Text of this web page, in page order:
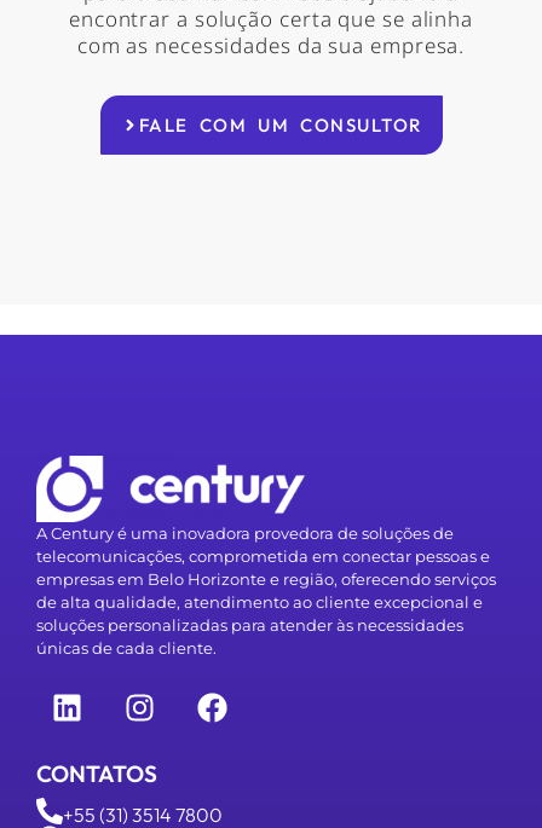
encontrar a solução certa que se alinha
com as necessidades da sua empresa.
FALE COM UM CONSULTOR
A Century é uma inovadora provedora de soluções de
telecomunicações, comprometida em conectar pessoas e
empresas em Belo Horizonte e região, oferecendo serviços
de alta qualidade, atendimento ao cliente excepcional e
soluções personalizadas para atender às necessidades
únicas de cada cliente.
CONTATOS
+55 (31) 3514 7800